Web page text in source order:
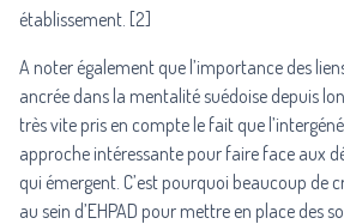
établissement. [2]
A noter également que l’importance des
ancrée dans la mentalité suédoise depuis
très vite pris en compte le fait que
approche intéressante pour faire face aux
qui émergent. C’est pourquoi beaucoup de
au sein d’EHPAD pour mettre en place des